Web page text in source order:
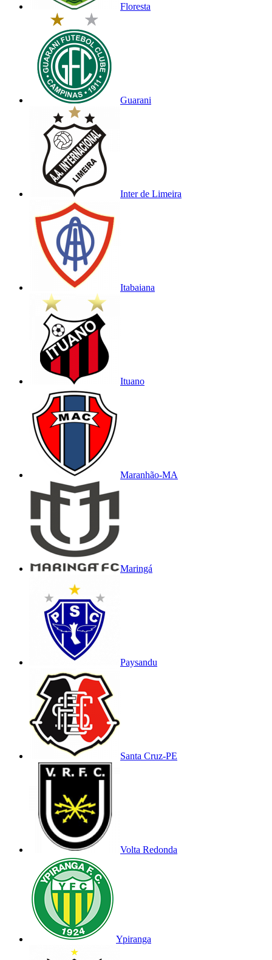
Floresta
Guarani
Inter de Limeira
Itabaiana
Ituano
Maranhão-MA
Maringá
Paysandu
Santa Cruz-PE
Volta Redonda
Ypiranga